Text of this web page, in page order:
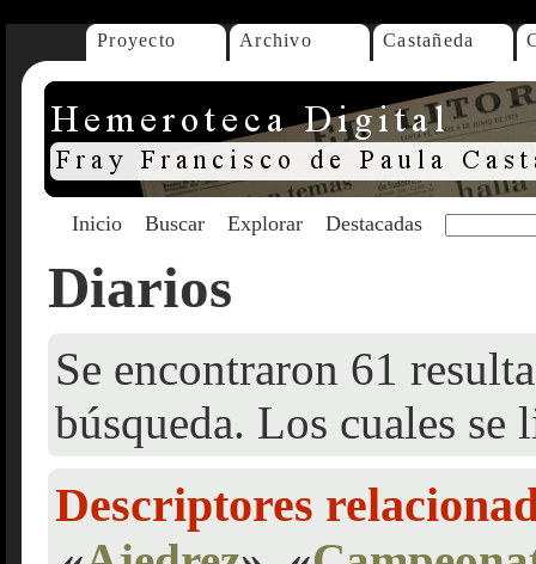
Proyecto Archivo Castañeda
Inicio Buscar Explorar Destacadas
Diarios
Se encontraron 61
búsqueda. Los cuales se
Descriptores